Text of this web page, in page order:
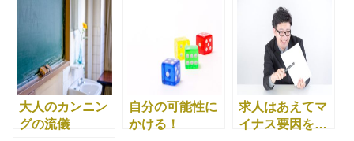
大人のカンニン
グの流儀
自分の可能性に
かける！
求人はあえてマ
イナス要因を…